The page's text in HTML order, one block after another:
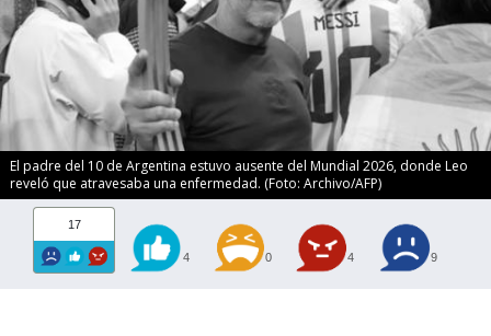
El padre del 10 de Argentina estuvo ausente del Mundial 2026, donde Leo
reveló que atravesaba una enfermedad. (Foto: Archivo/AFP)
17
4 0 4 9